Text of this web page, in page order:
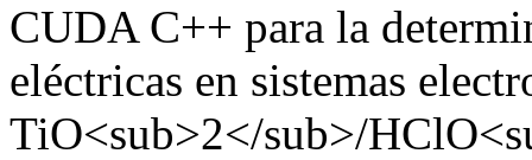
CUDA C++ para la
eléctricas en sistemas
TiO<sub>2</sub>/